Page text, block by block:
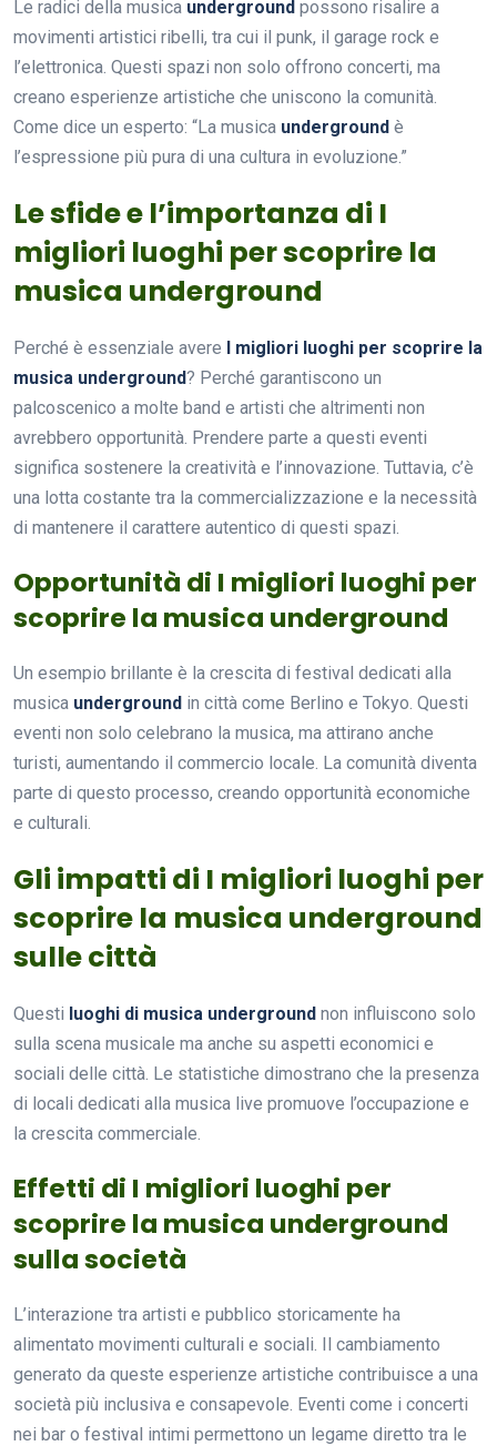
Le radici della musica underground possono risalire a
movimenti artistici ribelli, tra cui il punk, il garage rock e
l’elettronica. Questi spazi non solo offrono concerti, ma
creano esperienze artistiche che uniscono la comunità.
Come dice un esperto: “La musica underground è
l’espressione più pura di una cultura in evoluzione.”
Le sfide e l’importanza di I
migliori luoghi per scoprire la
musica underground
Perché è essenziale avere I migliori luoghi per scoprire la
musica underground? Perché garantiscono un
palcoscenico a molte band e artisti che altrimenti non
avrebbero opportunità. Prendere parte a questi eventi
significa sostenere la creatività e l’innovazione. Tuttavia, c’è
una lotta costante tra la commercializzazione e la necessità
di mantenere il carattere autentico di questi spazi.
Opportunità di I migliori luoghi per
scoprire la musica underground
Un esempio brillante è la crescita di festival dedicati alla
musica underground in città come Berlino e Tokyo. Questi
eventi non solo celebrano la musica, ma attirano anche
turisti, aumentando il commercio locale. La comunità diventa
parte di questo processo, creando opportunità economiche
e culturali.
Gli impatti di I migliori luoghi per
scoprire la musica underground
sulle città
Questi luoghi di musica underground non influiscono solo
sulla scena musicale ma anche su aspetti economici e
sociali delle città. Le statistiche dimostrano che la presenza
di locali dedicati alla musica live promuove l’occupazione e
la crescita commerciale.
Effetti di I migliori luoghi per
scoprire la musica underground
sulla società
L’interazione tra artisti e pubblico storicamente ha
alimentato movimenti culturali e sociali. Il cambiamento
generato da queste esperienze artistiche contribuisce a una
società più inclusiva e consapevole. Eventi come i concerti
nei bar o festival intimi permettono un legame diretto tra le